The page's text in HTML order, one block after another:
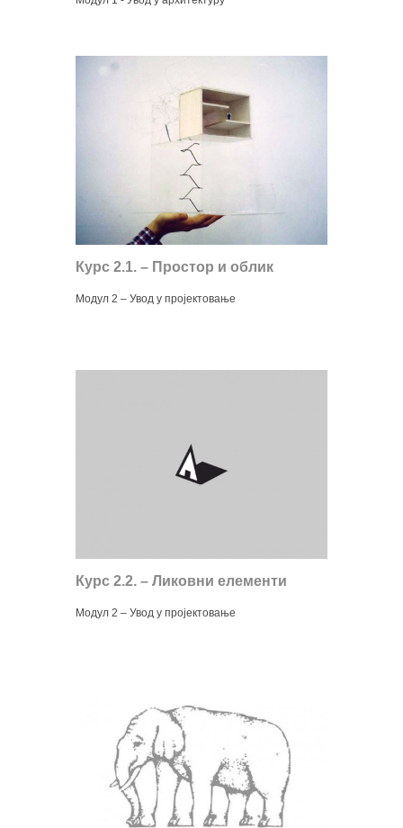
Курс 2.1. – Простор и облик
Модул 2 – Увод у пројектовање
Курс 2.2. – Ликовни елементи
Модул 2 – Увод у пројектовање